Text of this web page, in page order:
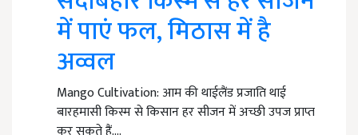
में पाएं फल, मिठास में है
अव्वल
Mango Cultivation: आम की थाईलैंड प्रजाति थाई
बारहमासी किस्म से किसान हर सीजन में अच्छी उपज प्राप्त